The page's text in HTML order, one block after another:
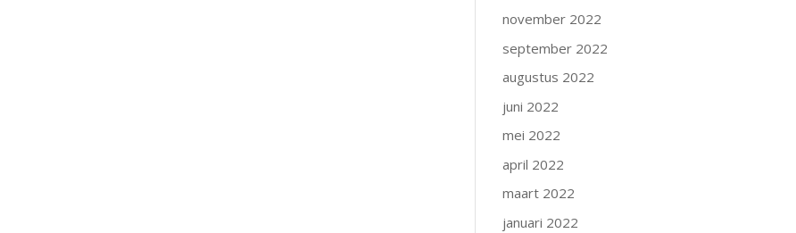
november 2022
september 2022
augustus 2022
juni 2022
mei 2022
april 2022
maart 2022
januari 2022